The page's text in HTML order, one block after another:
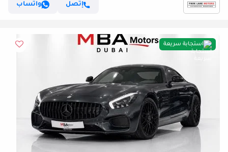
إتصل
واتساب
استجابة سريعة